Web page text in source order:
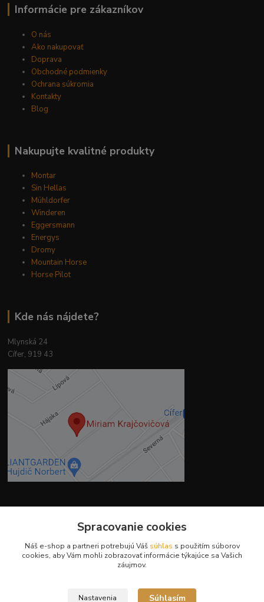
Informácie pre zákazníkov
O nás
Ako nakupovať
Doprava
Obchodné podmienky
Ochrana súkromia
Kontakty
Blog
Nakupujte kvalitné produkty
Montar
Sin Hellas
Mühldorfer
Winderen
Eggersmann
Energys
Dromy
Mountain Horse
Horse Pilot
Kde nás nájdete?
Mlynská 24
Cífer, 919 43
Spracovanie cookies
Náš e-shop a partneri potrebujú Váš súhlas s použitím súborov
cookies, aby Vám mohli zobrazovať informácie týkajúce sa Vašich
záujmov.
Nastavenia Súhlasím